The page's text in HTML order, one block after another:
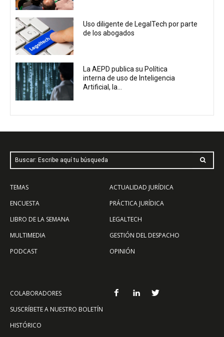
Uso diligente de LegalTech por parte
de los abogados
La AEPD publica su Política
interna de uso de Inteligencia
Artificial, la...
Buscar: Escribe aquí tu búsqueda
TEMAS
ENCUESTA
LIBRO DE LA SEMANA
MULTIMEDIA
PODCAST
ACTUALIDAD JURÍDICA
PRÁCTICA JURÍDICA
LEGALTECH
GESTIÓN DEL DESPACHO
OPINIÓN
COLABORADORES
SUSCRÍBETE A NUESTRO BOLETÍN
HISTÓRICO